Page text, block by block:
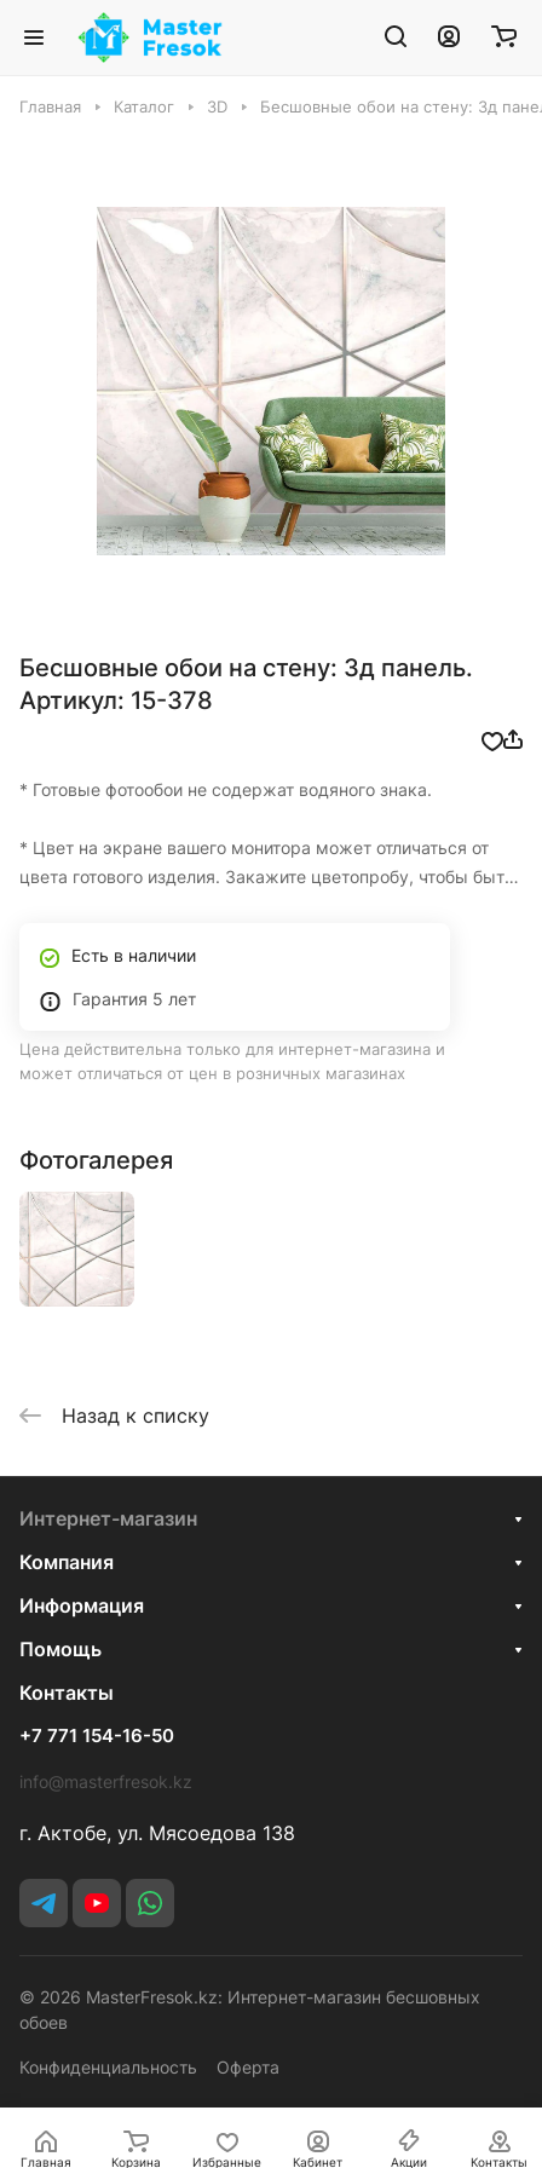
Главная Каталог 3D Бесшовные обои на стену: 3д
Бесшовные обои на стену: 3д панель.
Артикул: 15-378
* Готовые фотообои не содержат водяного знака.
* Цвет на экране вашего монитора может отличаться от
цвета готового изделия. Закажите цветопробу, чтобы быть
* Изготовление одной цветопробы БЕСПЛАТНО
Казахстану
Есть в наличии
Гарантия 5 лет
Цена действительна только для интернет-магазина и
может отличаться от цен в розничных магазинах
Фотогалерея
Назад к списку
Интернет-магазин
Компания
Информация
Помощь
Контакты
+7 771 154-16-50
info@masterfresok.kz
г. Актобе, ул. Мясоедова 138
© 2026 MasterFresok.kz: Интернет-магазин бесшовных
обоев
Конфиденциальность Оферта
Главная Корзина Избранные Кабинет Акции Контакты